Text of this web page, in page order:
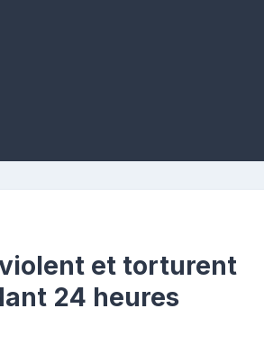
et torturent
24 heures